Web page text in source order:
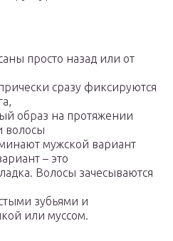
просто назад или от
сразу фиксируются
образ на протяжении
волосы
мужской вариант
– это
Волосы зачесываются
зубьями и
или муссом.